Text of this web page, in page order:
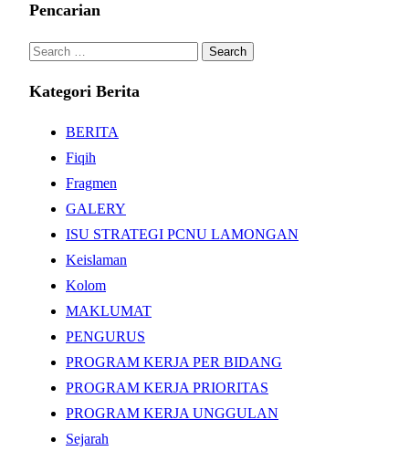
Pencarian
Search
Kategori Berita
BERITA
Fiqih
Fragmen
GALERY
ISU STRATEGI PCNU LAMONGAN
Keislaman
Kolom
MAKLUMAT
PENGURUS
PROGRAM KERJA PER BIDANG
PROGRAM KERJA PRIORITAS
PROGRAM KERJA UNGGULAN
Sejarah